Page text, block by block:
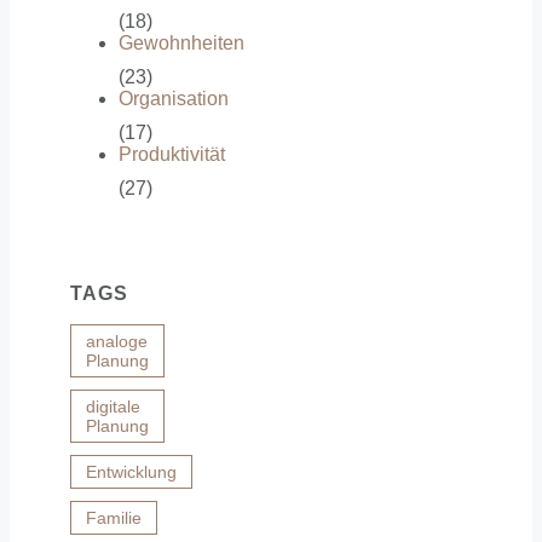
(18)
Gewohnheiten
(23)
Organisation
(17)
Produktivität
(27)
TAGS
analoge
Planung
digitale
Planung
Entwicklung
Familie